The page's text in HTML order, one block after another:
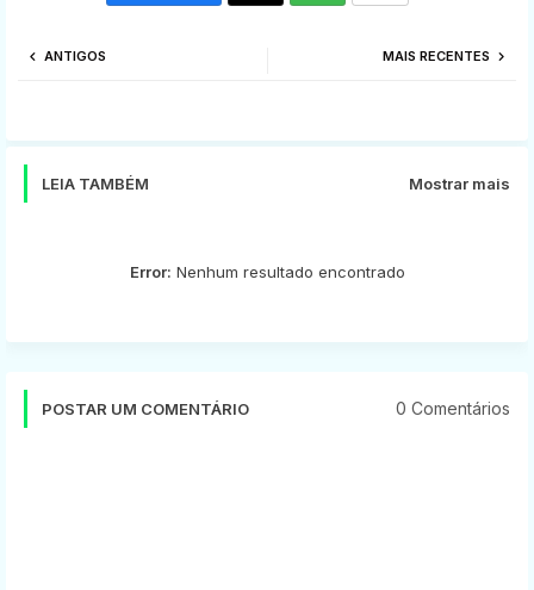
MAIS RECENTES
ANTIGOS
LEIA TAMBÉM Mostrar mais
Error: Nenhum resultado encontrado
POSTAR UM COMENTÁRIO 0 Comentários